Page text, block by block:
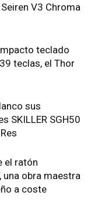
V3 Chroma
teclado
teclas, el Thor
sus
SKILLER SGH50
el ratón
una obra maestra
a coste